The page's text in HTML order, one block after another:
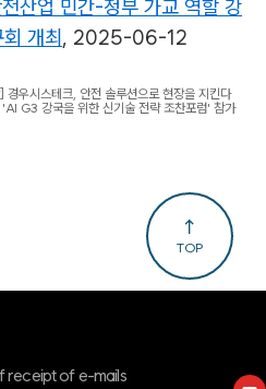
산업 민간-정부 가교 역할 강
개최 , 2025-06-12
] 경우시스테크, 안전 솔루션으로 현장을 지킨다
'AI G3 강국을 위한 신기술 전략 조찬포럼' 참가
receipt of e-mails
TOP